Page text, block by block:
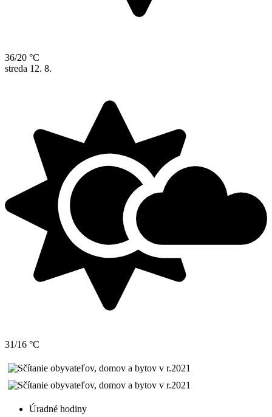
36/20 °C
streda 12. 8.
31/16 °C
Úradné hodiny